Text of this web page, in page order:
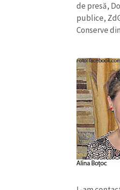
de presă,
publice,
Conserve